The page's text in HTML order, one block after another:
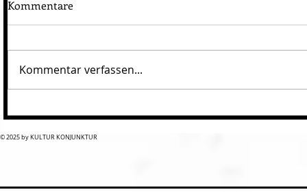
Kommentare
Kommentar verfassen...
© 2025 by KULTUR KONJUNKTUR